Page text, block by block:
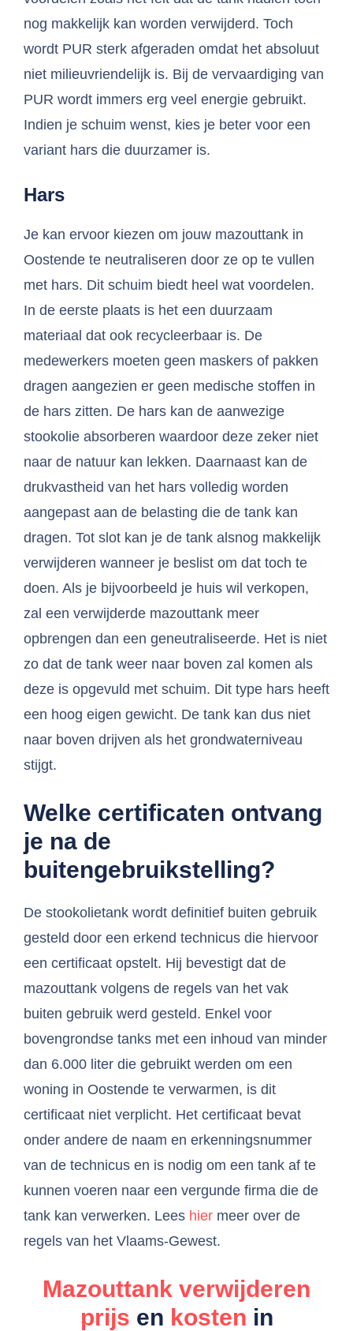
nog makkelijk kan worden verwijderd. Toch
wordt PUR sterk afgeraden omdat het absoluut
niet milieuvriendelijk is. Bij de vervaardiging van
PUR wordt immers erg veel energie gebruikt.
Indien je schuim wenst, kies je beter voor een
variant hars die duurzamer is.
Hars
Je kan ervoor kiezen om jouw mazouttank in
Oostende te neutraliseren door ze op te vullen
met hars. Dit schuim biedt heel wat voordelen.
In de eerste plaats is het een duurzaam
materiaal dat ook recycleerbaar is. De
medewerkers moeten geen maskers of pakken
dragen aangezien er geen medische stoffen in
de hars zitten. De hars kan de aanwezige
stookolie absorberen waardoor deze zeker niet
naar de natuur kan lekken. Daarnaast kan de
drukvastheid van het hars volledig worden
aangepast aan de belasting die de tank kan
dragen. Tot slot kan je de tank alsnog makkelijk
verwijderen wanneer je beslist om dat toch te
doen. Als je bijvoorbeeld je huis wil verkopen,
zal een verwijderde mazouttank meer
opbrengen dan een geneutraliseerde. Het is niet
zo dat de tank weer naar boven zal komen als
deze is opgevuld met schuim. Dit type hars heeft
een hoog eigen gewicht. De tank kan dus niet
naar boven drijven als het grondwaterniveau
stijgt.
Welke certificaten ontvang
je na de
buitengebruikstelling?
De stookolietank wordt definitief buiten gebruik
gesteld door een erkend technicus die hiervoor
een certificaat opstelt. Hij bevestigt dat de
mazouttank volgens de regels van het vak
buiten gebruik werd gesteld. Enkel voor
bovengrondse tanks met een inhoud van minder
dan 6.000 liter die gebruikt werden om een
woning in Oostende te verwarmen, is dit
certificaat niet verplicht. Het certificaat bevat
onder andere de naam en erkenningsnummer
van de technicus en is nodig om een tank af te
kunnen voeren naar een vergunde firma die de
tank kan verwerken. Lees hier meer over de
regels van het Vlaams-Gewest.
Mazouttank verwijderen
prijs en kosten in